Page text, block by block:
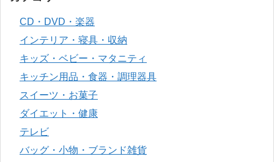
CD・DVD・楽器
インテリア・寝具・収納
キッズ・ベビー・マタニティ
キッチン用品・食器・調理器具
スイーツ・お菓子
ダイエット・健康
テレビ
バッグ・小物・ブランド雑貨